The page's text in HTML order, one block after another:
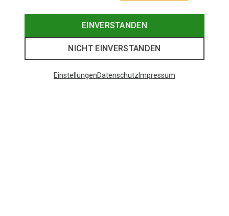
EINVERSTANDEN
NICHT EINVERSTANDEN
EinstellungenDatenschutz Impressum